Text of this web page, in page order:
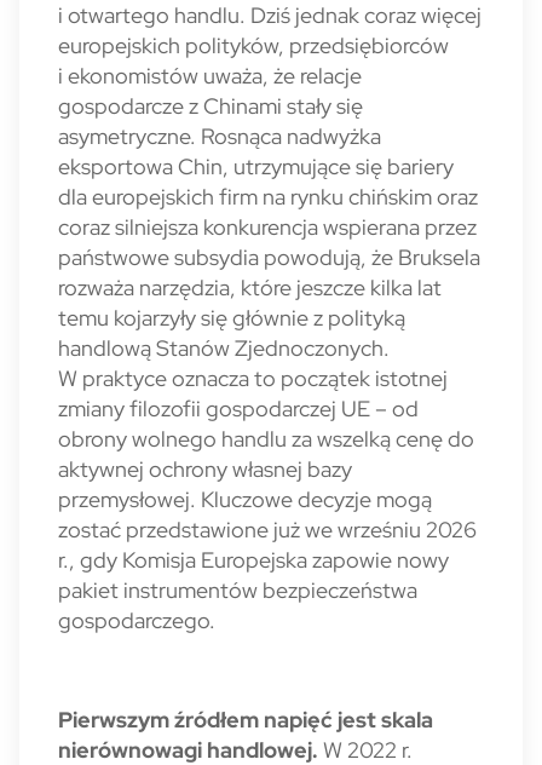
i otwartego handlu. Dziś jednak coraz więcej
europejskich polityków, przedsiębiorców
i ekonomistów uważa, że relacje
gospodarcze z Chinami stały się
asymetryczne. Rosnąca nadwyżka
eksportowa Chin, utrzymujące się bariery
dla europejskich firm na rynku chińskim oraz
coraz silniejsza konkurencja wspierana przez
państwowe subsydia powodują, że Bruksela
rozważa narzędzia, które jeszcze kilka lat
temu kojarzyły się głównie z polityką
handlową Stanów Zjednoczonych.
W praktyce oznacza to początek istotnej
zmiany filozofii gospodarczej UE – od
obrony wolnego handlu za wszelką cenę do
aktywnej ochrony własnej bazy
przemysłowej. Kluczowe decyzje mogą
zostać przedstawione już we wrześniu 2026
r., gdy Komisja Europejska zapowie nowy
pakiet instrumentów bezpieczeństwa
gospodarczego.
Pierwszym źródłem napięć jest skala
nierównowagi handlowej. W 2022 r.